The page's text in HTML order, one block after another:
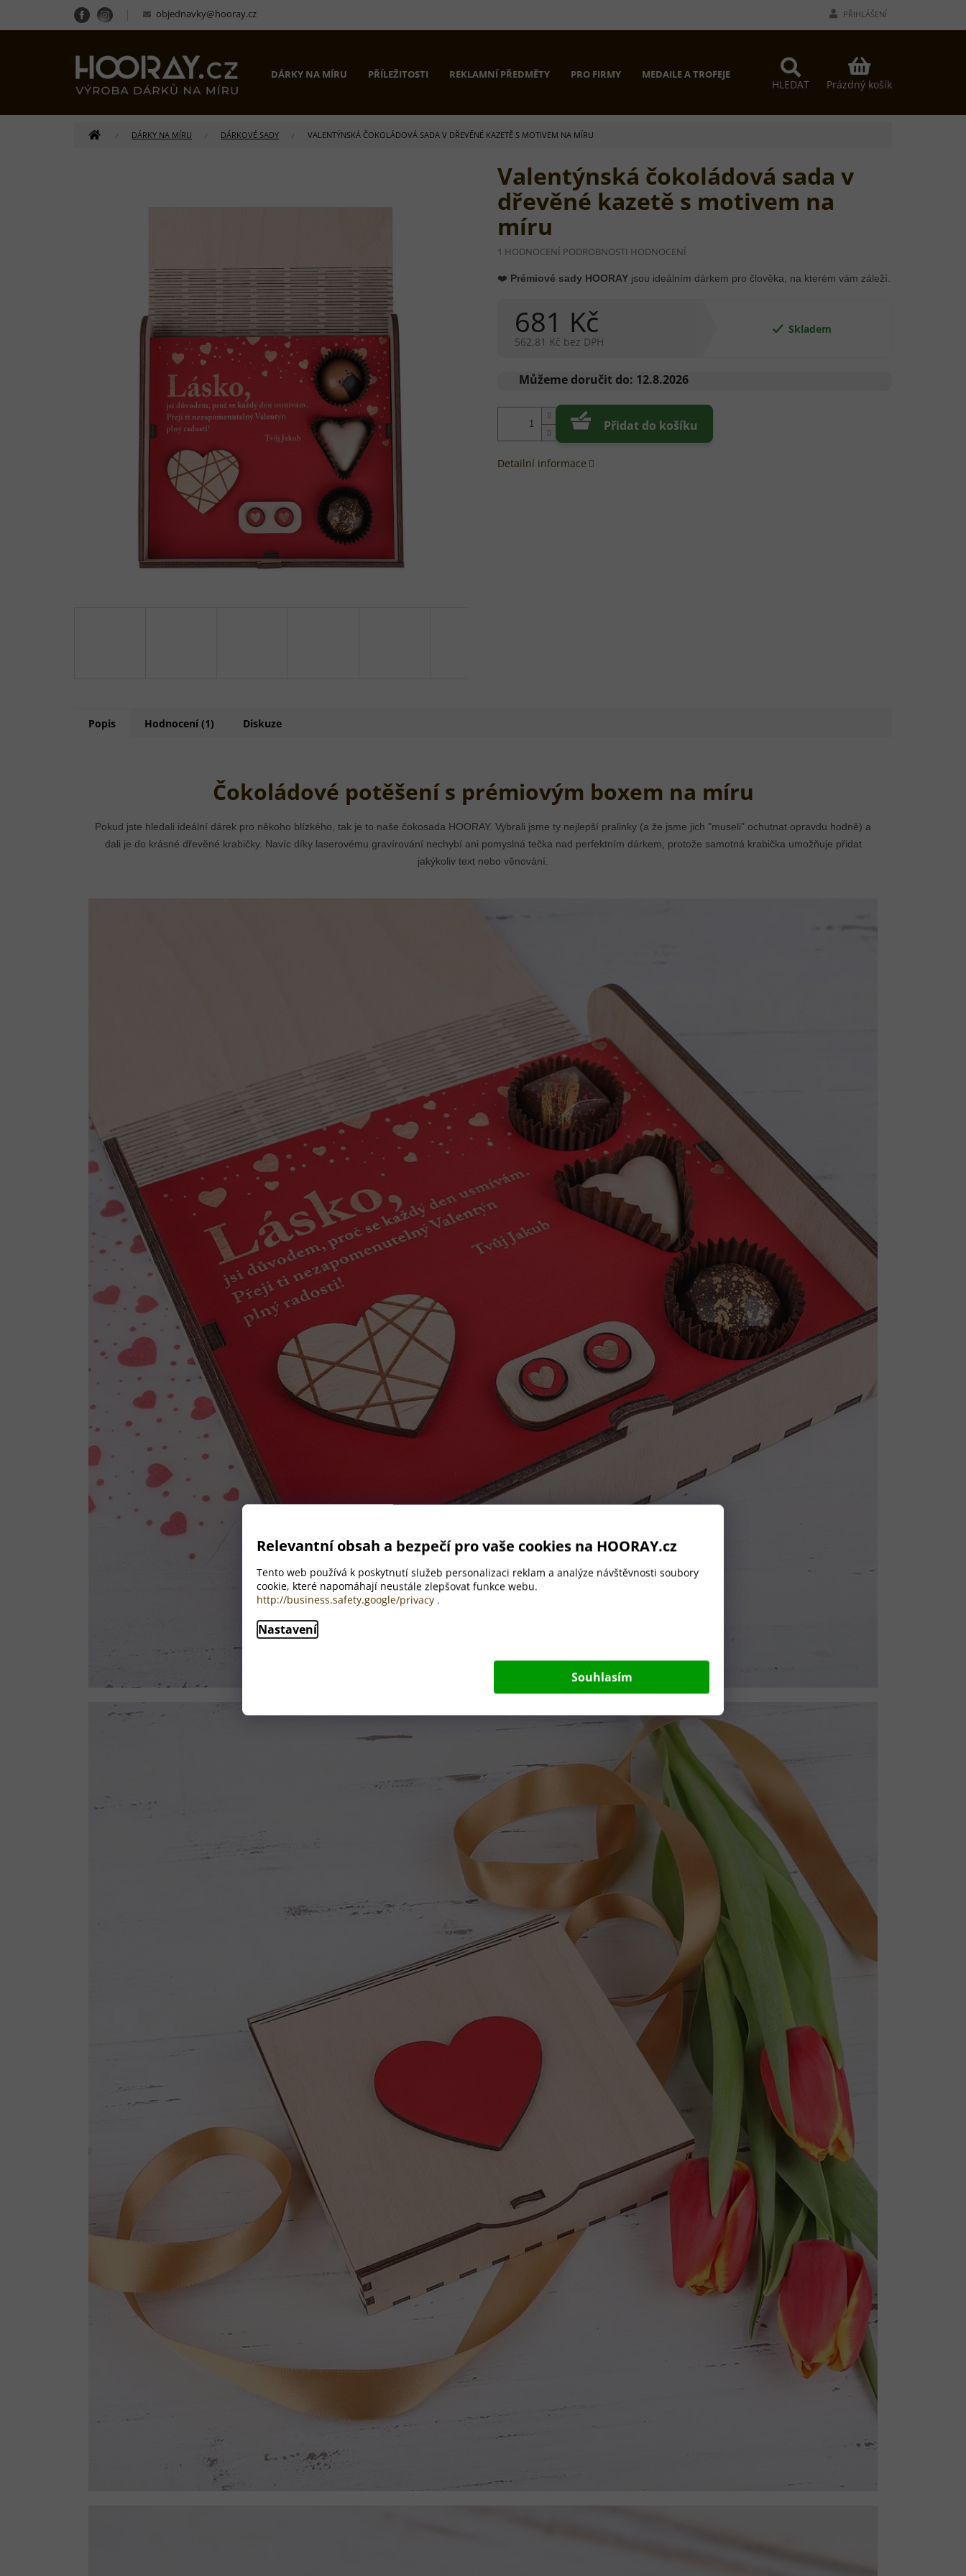
Relevantní obsah a bezpečí pro vaše cookies na HOORAY.cz
Tento web používá k poskytnutí služeb personalizaci reklam a analýze návštěvnosti soubory
cookie, které napomáhají neustále zlepšovat funkce webu.
http://business.safety.google/privacy .
Nastavení
Souhlasím
obsah
objednavky@hooray.cz PŘIHLÁŠENÍ
HLEDAT
NÁKUPNÍ
KOŠÍK
Prázdný košík
DÁRKY NA MÍRU PŘÍLEŽITOSTI REKLAMNÍ PŘEDMĚTY PRO FIRMY MEDAILE A TROFEJE PROČ MY? KONTAKTY
DOMŮ DÁRKY NA MÍRU DÁRKOVÉ SADY VALENTÝNSKÁ ČOKOLÁDOVÁ SADA V DŘEVĚNÉ KAZETĚ S MOTIVEM NA MÍRU
Valentýnská čokoládová sada v
dřevěné kazetě s motivem na
míru
PRŮMĚRNÉ
PRODUKTU
HVĚZDIČEK.
1 HODNOCENÍ PODROBNOSTI HODNOCENÍ
681 Kč
562,81 Kč bez DPH
cena:
Skladem
Můžeme doručit do: 12.8.2026
Přidat do košíku
❤️ Prémiové sady HOORAY jsou ideálním dárkem pro člověka, na kterém vám záleží.
Detailní informace
Popis Hodnocení (1) Diskuze
Čokoládové potěšení s prémiovým boxem na míru
Pokud jste hledali ideální dárek pro někoho blízkého, tak je to naše čokosada HOORAY. Vybrali jsme ty nejlepší pralinky (a že jsme jich "museli" ochutnat opravdu hodně) a
dali je do krásné dřevěné krabičky. Navíc díky laserovému gravírování nechybí ani pomyslná tečka nad perfektním dárkem, protože samotná krabička umožňuje přidat
jakýkoliv text nebo věnování.